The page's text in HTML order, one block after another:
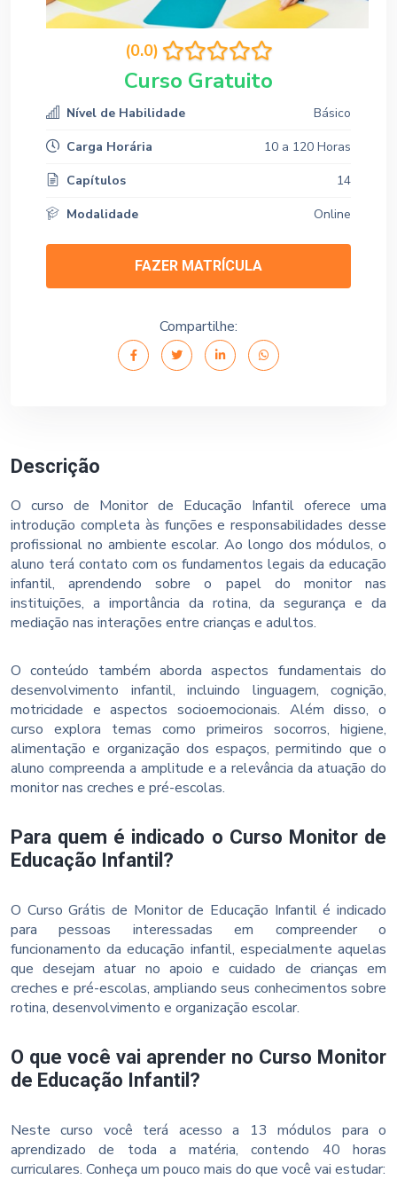
Descrição
O curso de Monitor de Educação Infantil oferece uma
introdução completa às funções e responsabilidades desse
profissional no ambiente escolar. Ao longo dos módulos, o
aluno terá contato com os fundamentos legais da educação
infantil, aprendendo sobre o papel do monitor nas
instituições, a importância da rotina, da segurança e da
mediação nas interações entre crianças e adultos.
O conteúdo também aborda aspectos fundamentais do
desenvolvimento infantil, incluindo linguagem, cognição,
motricidade e aspectos socioemocionais. Além disso, o
curso explora temas como primeiros socorros, higiene,
alimentação e organização dos espaços, permitindo que o
aluno compreenda a amplitude e a relevância da atuação do
monitor nas creches e pré-escolas.
Para quem é indicado o Curso Monitor de
Educação Infantil?
O Curso Grátis de Monitor de Educação Infantil é indicado
para pessoas interessadas em compreender o
funcionamento da educação infantil, especialmente aquelas
que desejam atuar no apoio e cuidado de crianças em
creches e pré-escolas, ampliando seus conhecimentos sobre
rotina, desenvolvimento e organização escolar.
O que você vai aprender no Curso Monitor
de Educação Infantil?
Neste curso você terá acesso a 13 módulos para o
aprendizado de toda a matéria, contendo 40 horas
curriculares. Conheça um pouco mais do que você vai estudar:
(0.0)
Curso Gratuito
Nível de Habilidade
Básico
Carga Horária
10 a 120 Horas
Capítulos
14
Modalidade
Online
FAZER MATRÍCULA
Compartilhe: